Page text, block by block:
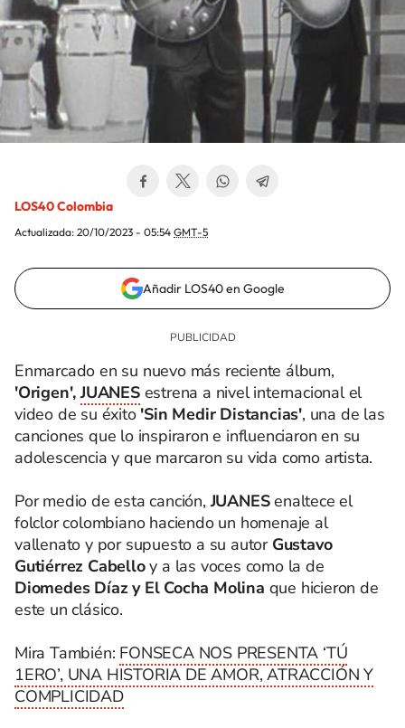
LOS40 Colombia
Actualizada: 20/10/2023 - 05:54 GMT-5
Añadir LOS40 en Google
Enmarcado en su nuevo más reciente álbum,
'Origen',JUANESestrena a nivel internacional el
video de su éxito'Sin Medir Distancias', una de las
canciones que lo inspiraron e influenciaron en su
adolescencia y que marcaron su vida como artista.
Por medio de esta canción,JUANESenaltece el
folclor colombiano haciendo un homenaje al
vallenato y por supuesto a su autor Gustavo
Gutiérrez Cabelloy a las voces como la de
Diomedes Díaz y El Cocha Molina que hicieron de
este un clásico.
Mira También: FONSECA NOS PRESENTA ‘TÚ
1ERO’, UNA HISTORIA DE AMOR, ATRACCIÓN Y
COMPLICIDAD